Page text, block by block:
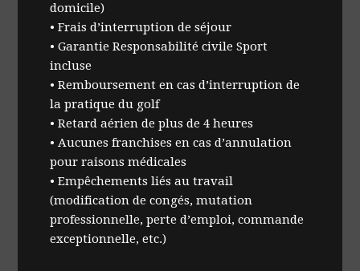
domicile)
• Frais d’interruption de séjour
• Garantie Responsabilité civile Sport
incluse
• Remboursement en cas d’interruption de
la pratique du golf
• Retard aérien de plus de 4 heures
• Aucunes franchises en cas d’annulation
pour raisons médicales
• Empêchements liés au travail
(modification de congés, mutation
professionnelle, perte d’emploi, commande
exceptionnelle, etc.)